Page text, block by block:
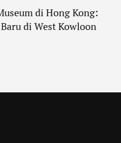
di Hong Kong:
di West Kowloon